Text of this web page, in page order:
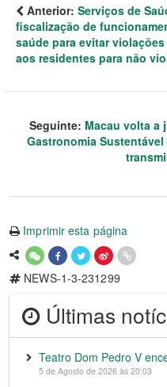
Anterior: Serviços de
fiscalização de
saúde para evitar
aos residentes para não
Seguinte: Macau volta a
Gastronomia
Imprimir esta página
NEWS-1-3-231299
Últimas
Teatro Dom Pedro V
5 de Agosto de 2026 às 20:03